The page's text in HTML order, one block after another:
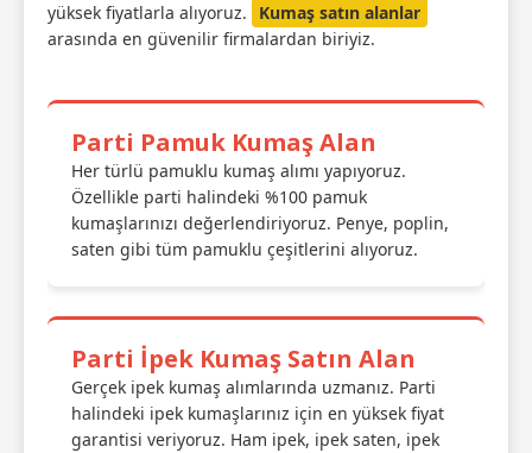
yüksek fiyatlarla alıyoruz.
Kumaş satın alanlar
arasında en güvenilir firmalardan biriyiz.
Parti Pamuk Kumaş Alan
Her türlü pamuklu kumaş alımı yapıyoruz.
Özellikle parti halindeki %100 pamuk
kumaşlarınızı değerlendiriyoruz. Penye, poplin,
saten gibi tüm pamuklu çeşitlerini alıyoruz.
Parti İpek Kumaş Satın Alan
Gerçek ipek kumaş alımlarında uzmanız. Parti
halindeki ipek kumaşlarınız için en yüksek fiyat
garantisi veriyoruz. Ham ipek, ipek saten, ipek